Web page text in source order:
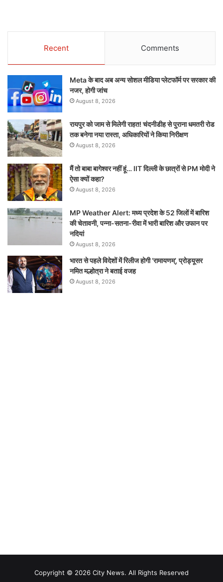
Recent Comments
Meta के बाद अब अन्य सोशल मीडिया प्लेटफॉर्म पर सरकार की
नजर, होगी जांच
August 8, 2026
रायपुर को जाम से मिलेगी राहत! चंदनीडीह से पुराना धमतरी रोड
तक बनेगा नया रास्ता, अधिकारियों ने किया निरीक्षण
August 8, 2026
मैं तो बाबा बागेश्वर नहीं हूं… IIT दिल्ली के छात्रों से PM मोदी ने
ऐसा क्यों कहा?
August 8, 2026
MP Weather Alert: मध्य प्रदेश के 52 जिलों में बारिश
की चेतावनी, पन्ना-सतना-रीवा में भारी बारिश और उफान पर
नदियां
August 8, 2026
भारत से पहले विदेशों में रिलीज होगी ‘रामायणम्’, प्रोड्यूसर
नमित मल्होत्रा ने बताई वजह
August 8, 2026
Copyright © 2026 City News. All Rights Reserved